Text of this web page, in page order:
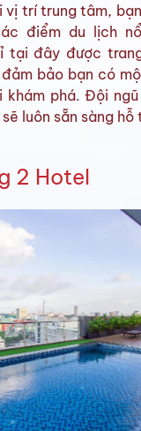
vị trí trung tâm,
điểm du lịch
tại đây được
bảo bạn có
khám phá. Đội
luôn sẵn sàng hỗ
2 Hotel